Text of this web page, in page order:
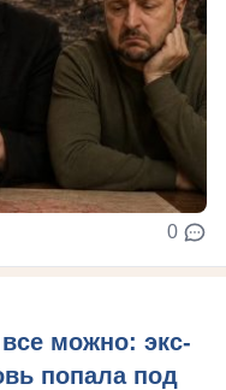
0
можно: экс-
попала под